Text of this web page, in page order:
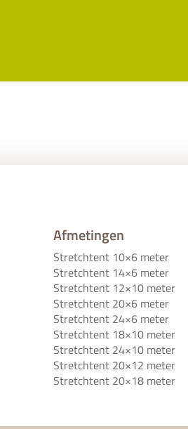
Afmetingen
Stretchtent 10×6 meter
Stretchtent 14×6 meter
Stretchtent 12×10 meter
Stretchtent 20×6 meter
Stretchtent 24×6 meter
Stretchtent 18×10 meter
Stretchtent 24×10 meter
Stretchtent 20×12 meter
Stretchtent 20×18 meter